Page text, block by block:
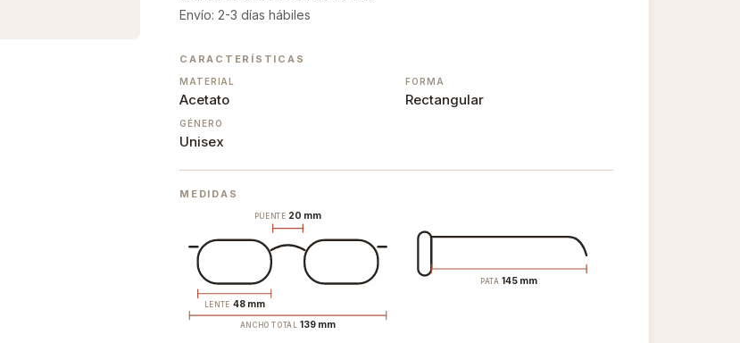
Envío: 2-3 días hábiles
CARACTERÍSTICAS
MATERIAL
Acetato
FORMA
Rectangular
GÉNERO
Unisex
MEDIDAS
PUENTE 20 mm
LENTE 48 mm
ANCHO TOTAL 139 mm
PATA 145 mm